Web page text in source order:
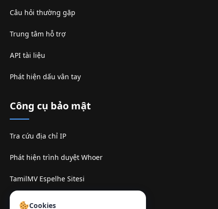
Câu hỏi thường gặp
Trung tâm hỗ trợ
API tài liệu
Phát hiện dấu vân tay
Công cụ bảo mật
Tra cứu địa chỉ IP
Phát hiện trình duyệt Whoer
TamilMV Espelhe Sitesi
Liên hệ:
Cookies